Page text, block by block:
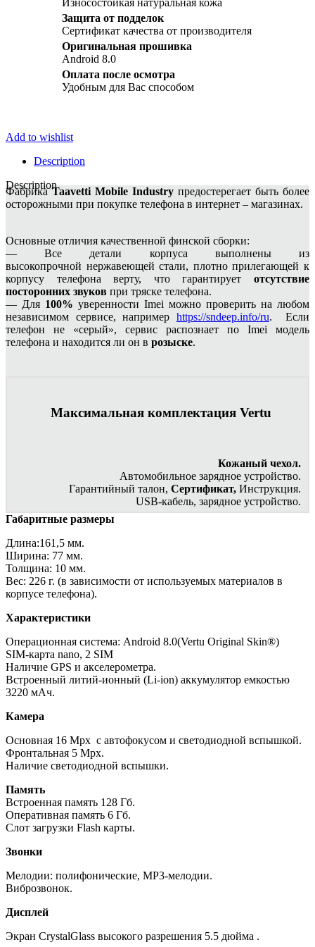
Защита от подделок
Сертификат качества от производителя
Оригинальная прошивка
Android 8.0
Оплата после осмотра
Удобным для Вас способом
Add to wishlist
Description
Description
ФабрикаTaavetti Mobile Industry предостерегает быть более
осторожными при покупке телефона в интернет – магазинах.
Основные отличия качественной финской сборки:
— Все детали корпуса выполнены из
высокопрочной нержавеющей стали, плотно прилегающей к
корпусу телефона верту, что гарантирует отсутствие
посторонних звуков при тряске телефона.
— Для 100% уверенности Imei можно проверить на любом
независимом сервисе, например https://sndeep.info/ru. Если
телефон не «серый», сервис распознает по Imei модель
телефона и находится ли он в розыске.
Максимальная комплектация Vertu
Кожаный чехол.
Автомобильное зарядное устройство.
Гарантийный талон, Сертификат, Инструкция.
USB-кабель, зарядное устройство.
Габаритные размеры
Длина:161,5 мм.
Ширина: 77 мм.
Толщина: 10 мм.
Вес: 226 г. (в зависимости от используемых материалов в
корпусе телефона).
Характеристики
Операционная система: Android 8.0(Vertu Original Skin®)
SIM-карта nano, 2 SIM
Наличие GPS и акселерометра.
Встроенный литий-ионный (Li-ion) аккумулятор емкостью
3220 мАч.
Камера
Основная 16 Mpx с автофокусом и светодиодной вспышкой.
Фронтальная 5 Mpx.
Наличие светодиодной вспышки.
Память
Встроенная память 128 Гб.
Оперативная память 6 Гб.
Слот загрузки Flash карты.
Звонки
Мелодии: полифонические, MP3-мелодии.
Виброзвонок.
Дисплей
Экран CrystalGlass высокого разрешения 5.5 дюйма .